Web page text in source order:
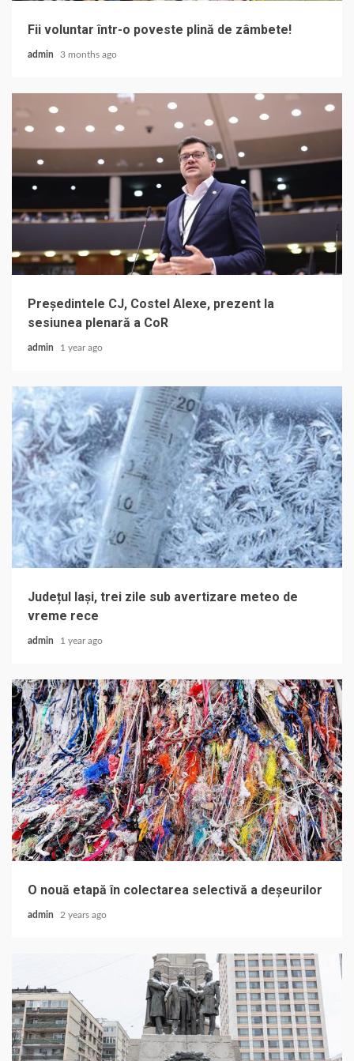
Fii voluntar într-o poveste plină de zâmbete!
admin 3 months ago
Președintele CJ, Costel Alexe, prezent la
sesiunea plenară a CoR
admin 1 year ago
Județul Iași, trei zile sub avertizare meteo de
vreme rece
admin 1 year ago
O nouă etapă în colectarea selectivă a deșeurilor
admin 2 years ago